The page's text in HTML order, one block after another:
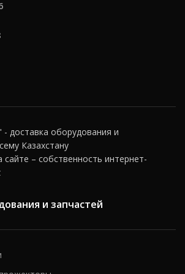
восстанавливать емкость
обеспечивает непрерывную
доставка оборудования и
Казахстану
– собственность интернет-
и запчастей